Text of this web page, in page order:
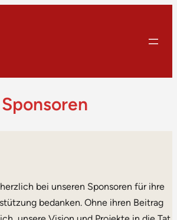
Sponsoren
bei unseren Sponsoren für ihre
bedanken. Ohne ihren Beitrag